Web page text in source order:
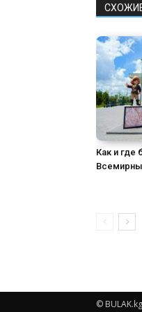
Как и где
©